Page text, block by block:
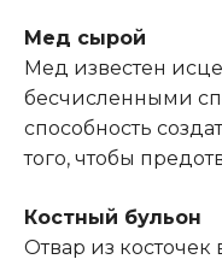
Мед сырой
Мед известен
бесчисленными
способность
того, чтобы
Костный бульон
Отвар из